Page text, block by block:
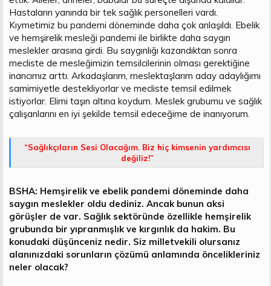
Hastaların yanında bir tek sağlık personelleri vardı.
Kıymetimiz bu pandemi döneminde daha çok anlaşıldı. Ebelik
ve hemşirelik mesleği pandemi ile birlikte daha saygın
meslekler arasına girdi. Bu saygınlığı kazandıktan sonra
mecliste de mesleğimizin temsilcilerinin olması gerektiğine
inancımız arttı. Arkadaşlarım, meslektaşlarım aday adaylığımı
samimiyetle destekliyorlar ve mecliste temsil edilmek
istiyorlar. Elimi taşın altına koydum. Meslek grubumu ve sağlık
çalışanlarını en iyi şekilde temsil edeceğime de inanıyorum.
“Sağlıkçıların Sesi Olacağım. Biz hiç kimsenin yardımcısı
değiliz!”
BSHA: Hemşirelik ve ebelik pandemi döneminde daha
saygın meslekler oldu dediniz. Ancak bunun aksi
görüşler de var. Sağlık sektöründe özellikle hemşirelik
grubunda bir yıpranmışlık ve kırgınlık da hakim. Bu
konudaki düşünceniz nedir. Siz milletvekili olursanız
alanınızdaki sorunların çözümü anlamında öncelikleriniz
neler olacak?